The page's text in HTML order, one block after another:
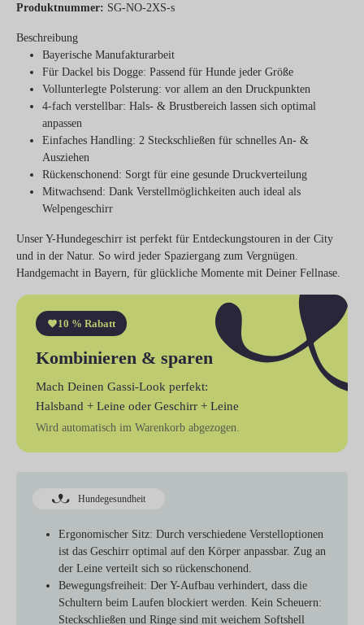
Produktnummer: SG-NO-2XS-s
Beschreibung
Bayerische Manufakturarbeit
Für Dackel bis Dogge: Passend für Hunde jeder Größe
Vollunterlegte Polsterung: vor allem an den Druckpunkten
4-fach verstellbar: Hals- & Brustbereich lassen sich optimal
anpassen
Einfaches Handling: 2 Steckschließen für schnelles An- &
Ausziehen
Rückenschonend: Sorgt für eine gesunde Druckverteilung
Mitwachsend: Dank Verstellmöglichkeiten auch ideal als
Welpengeschirr
Unser Y-Hundegeschirr ist perfekt für Entdeckungstouren in der City
und in der Natur. So wird jeder Spaziergang zum Vergnügen.
Handgemacht in Bayern, für glückliche Momente mit Deiner Fellnase.
10 % Rabatt
Kombinieren & sparen
Mach Deinen Gassi-Look perfekt:
Halsband + Leine oder Geschirr + Leine
Wird automatisch im Warenkorb abgezogen.
Hundegesundheit
Ergonomischer Sitz: Durch verschiedene Verstelloptionen
ist das Geschirr optimal auf den Körper anpassbar. Zug an
der Leine verteilt sich so rückenschonend.
Bewegungsfreiheit: Der Y-Aufbau verhindert, dass die
Schultern beim Laufen blockiert werden. Kein Scheuern:
Steckschließen und Ringe sind mit weichem Softshell